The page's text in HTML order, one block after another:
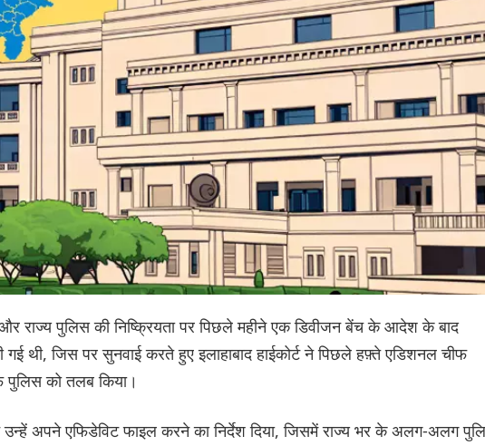
और राज्य पुलिस की निष्क्रियता पर पिछले महीने एक डिवीजन बेंच के आदेश के बाद
गई थी, जिस पर सुनवाई करते हुए इलाहाबाद हाईकोर्ट ने पिछले हफ़्ते एडिशनल चीफ
को तलब किया।
अपने एफिडेविट फाइल करने का निर्देश दिया, जिसमें राज्य भर के अलग-अलग